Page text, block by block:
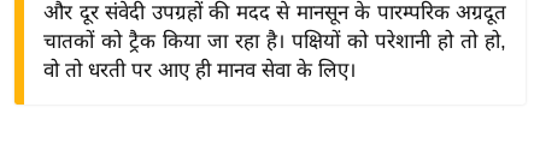
और दूर संवेदी उपग्रहों की मदद से मानसून के पारम्परिक अग्रदूत
चातकों को ट्रैक किया जा रहा है। पक्षियों को परेशानी हो तो हो,
वो तो धरती पर आए ही मानव सेवा के लिए।